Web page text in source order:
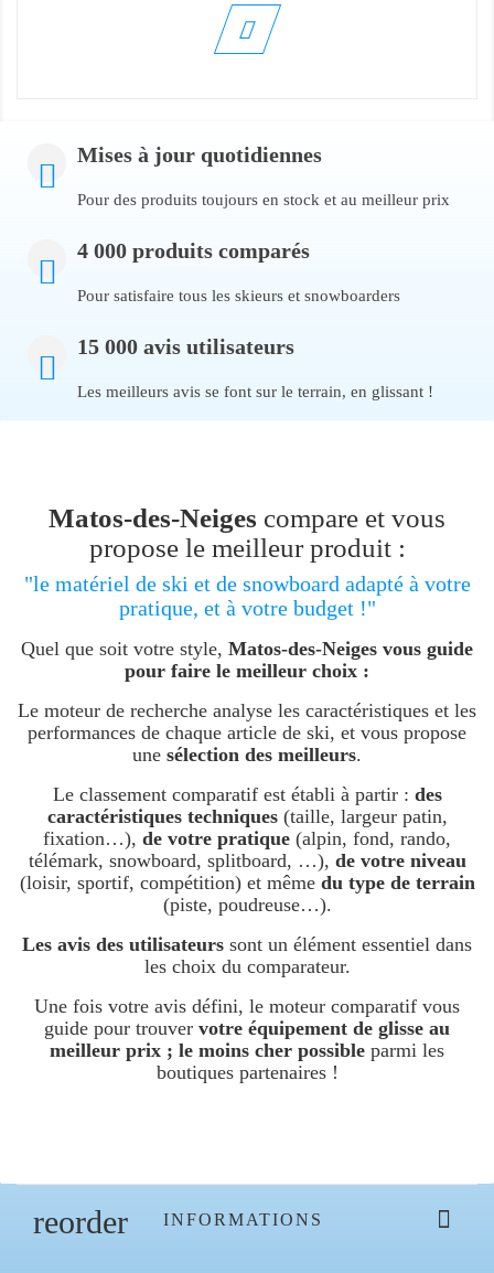
Mises à jour quotidiennes
Pour des produits toujours en stock et au meilleur prix
4 000 produits comparés
Pour satisfaire tous les skieurs et snowboarders
15 000 avis utilisateurs
Les meilleurs avis se font sur le terrain, en glissant !
Matos-des-Neiges compare et vous
propose le meilleur produit :
"le matériel de ski et de snowboard adapté à votre
pratique, et à votre budget !"
Quel que soit votre style, Matos-des-Neiges vous guide
pour faire le meilleur choix :
Le moteur de recherche analyse les caractéristiques et les
performances de chaque article de ski, et vous propose
une sélection des meilleurs.
Le classement comparatif est établi à partir : des
caractéristiques techniques(taille, largeur patin,
fixation…), de votre pratique (alpin, fond, rando,
télémark, snowboard, splitboard, …), de votre niveau
(loisir, sportif, compétition) et même du type de terrain
(piste, poudreuse…).
Les avis des utilisateurs sont un élément essentiel dans
les choix du comparateur.
Une fois votre avis défini, le moteur comparatif vous
guide pour trouver votre équipement de glisse au
meilleur prix ; le moins cher possible parmi les
boutiques partenaires !
reorder INFORMATIONS 